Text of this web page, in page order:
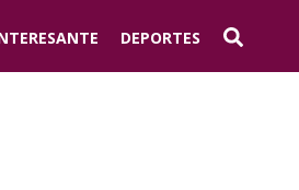
DEPORTES